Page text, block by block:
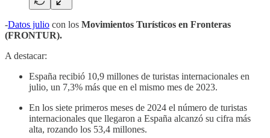
-Datos julio con los Movimientos Turísticos en Fronteras
(FRONTUR).
A destacar:
España recibió 10,9 millones de turistas internacionales en
julio, un 7,3% más que en el mismo mes de 2023.
En los siete primeros meses de 2024 el número de turistas
internacionales que llegaron a España alcanzó su cifra más
alta, rozando los 53,4 millones.